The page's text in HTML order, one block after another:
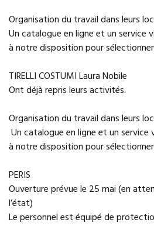
Organisation du travail dans leurs
Un catalogue en ligne et un service
à notre disposition pour
TIRELLI COSTUMI Laura Nobile
Ont déjà repris leurs activités.
Organisation du travail dans leurs
Un catalogue en ligne et un
à notre disposition pour
PERIS
Ouverture prévue le 25 mai (en
l’état)
Le personnel est équipé de